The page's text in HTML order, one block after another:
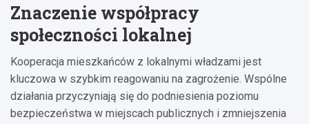
Znaczenie współpracy
społeczności lokalnej
Kooperacja mieszkańców z lokalnymi władzami jest
kluczowa w szybkim reagowaniu na zagrożenie. Wspólne
działania przyczyniają się do podniesienia poziomu
bezpieczeństwa w miejscach publicznych i zmniejszenia